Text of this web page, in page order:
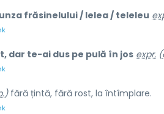
frăsinelului / lelea / teleleu
dar te-ai dus pe pulă în jos expr. (
)fără țintă, fără rost, la întîmplare.